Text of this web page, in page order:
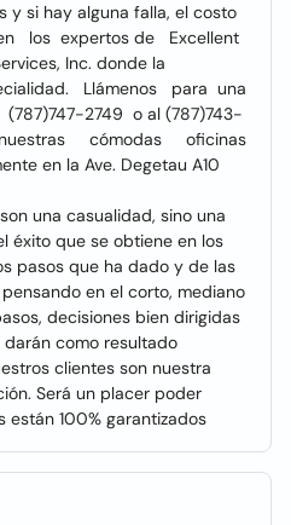
y si hay alguna falla, el costo
los expertos de Excellent
Inc. donde la
Llámenos para una
2749 o al (787)743-
cómodas oficinas
en la Ave. Degetau A10
una casualidad, sino una
éxito que se obtiene en los
pasos que ha dado y de las
en el corto, mediano
decisiones bien dirigidas
como resultado
clientes son nuestra
Será un placer poder
100% garantizados